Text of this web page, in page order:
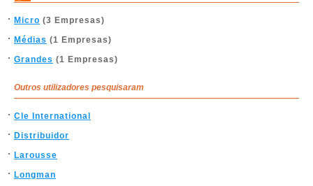
Micro (3 Empresas)
Médias (1 Empresas)
Grandes (1 Empresas)
Outros utilizadores pesquisaram
Cle International
Distribuidor
Larousse
Longman